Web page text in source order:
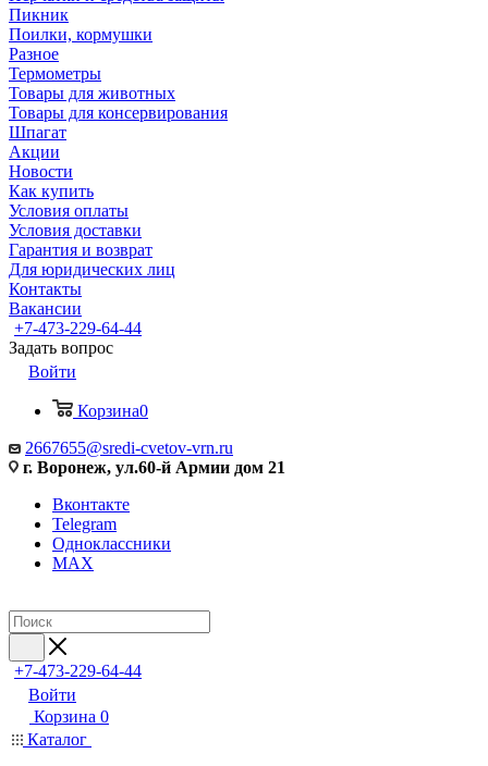
Пикник
Поилки, кормушки
Разное
Термометры
Товары для животных
Товары для консервирования
Шпагат
Акции
Новости
Как купить
Условия оплаты
Условия доставки
Гарантия и возврат
Для юридических лиц
Контакты
Вакансии
+7-473-229-64-44
Задать вопрос
Войти
Корзина0
2667655@sredi-cvetov-vrn.ru
г. Воронеж, ул.60-й Армии дом 21
Вконтакте
Telegram
Одноклассники
MAX
+7-473-229-64-44
Войти
Корзина 0
Каталог